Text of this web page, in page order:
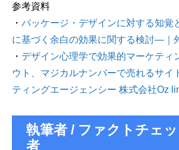
参考資料
・ パッケージ・デザインに対する知
に基づく余白の効果に関する検討―｜
・ デザイン心理学で効果的マーケティ
ウト、マジカルナンバーで売れるサイ
ティングエージェンシー 株式会社Oz
執筆者 / ファクトチェ
者